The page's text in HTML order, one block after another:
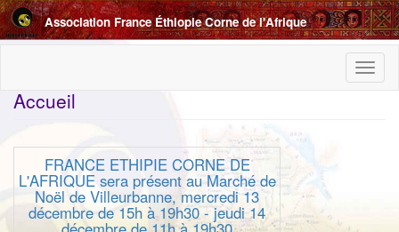
Aller
au
contenu
Association France Éthiopie Corne de l'Afrique
Accueil
FRANCE ETHIPIE CORNE DE
L'AFRIQUE sera présent au Marché de
Noël de Villeurbanne, mercredi 13
décembre de 15h à 19h30 - jeudi 14